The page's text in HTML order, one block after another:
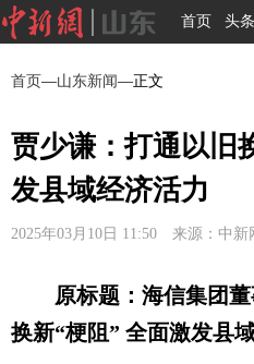
首页 头条
首页—山东新闻—正文
贾少谦：打通以旧
发县域经济活力
2025年03月10日 11:50 来源：中新
原标题：海信集团董
换新“梗阻” 全面激发县